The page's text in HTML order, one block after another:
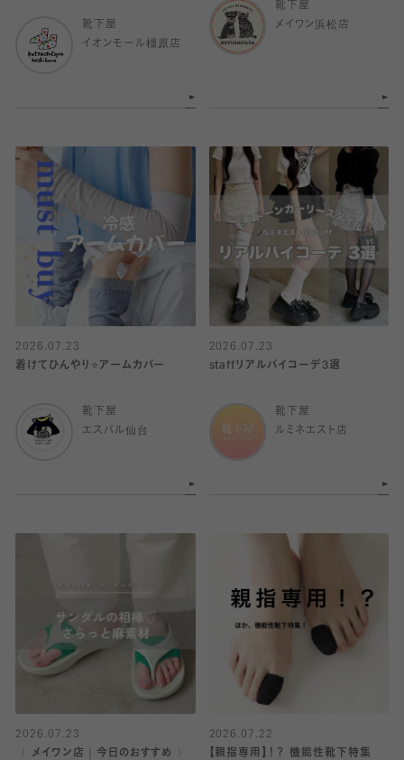
靴下屋
イオンモール橿原店
靴下屋
メイワン浜松店
2026.07.23
着けてひんやり⭐️アームカバー
靴下屋
エスパル仙台
2026.07.23
staffリアルバイコーデ3選
靴下屋
ルミネエスト店
2026.07.23
〈 メイワン店｜今日のおすすめ 〉
2026.07.22
【親指専用】！？ 機能性靴下特集